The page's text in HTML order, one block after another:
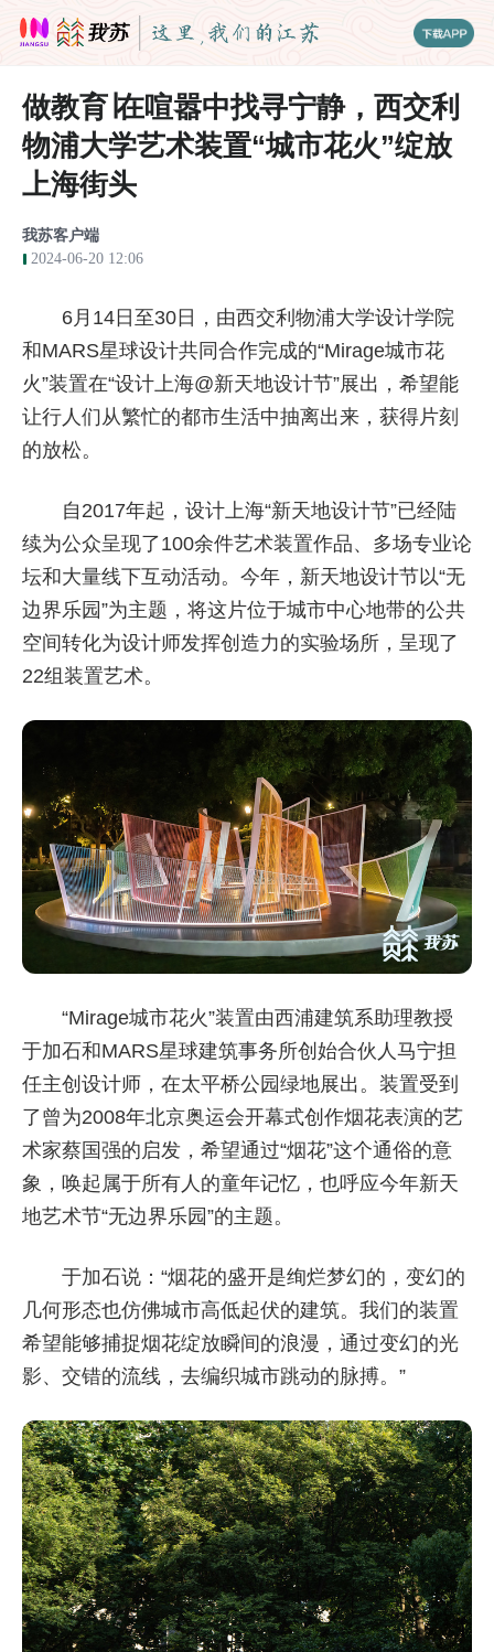
做教育∣在喧嚣中找寻宁静，西交利
物浦大学艺术装置“城市花火”绽放
上海街头
我苏客户端
2024-06-20 12:06
6月14日至30日，由西交利物浦大学设计学院
和MARS星球设计共同合作完成的“Mirage城市花
火”装置在“设计上海@新天地设计节”展出，希望能
让行人们从繁忙的都市生活中抽离出来，获得片刻
的放松。
自2017年起，设计上海“新天地设计节”已经陆
续为公众呈现了100余件艺术装置作品、多场专业论
坛和大量线下互动活动。今年，新天地设计节以“无
边界乐园”为主题，将这片位于城市中心地带的公共
空间转化为设计师发挥创造力的实验场所，呈现了
22组装置艺术。
“Mirage城市花火”装置由西浦建筑系助理教授
于加石和MARS星球建筑事务所创始合伙人马宁担
任主创设计师，在太平桥公园绿地展出。装置受到
了曾为2008年北京奥运会开幕式创作烟花表演的艺
术家蔡国强的启发，希望通过“烟花”这个通俗的意
象，唤起属于所有人的童年记忆，也呼应今年新天
地艺术节“无边界乐园”的主题。
于加石说：“烟花的盛开是绚烂梦幻的，变幻的
几何形态也仿佛城市高低起伏的建筑。我们的装置
希望能够捕捉烟花绽放瞬间的浪漫，通过变幻的光
影、交错的流线，去编织城市跳动的脉搏。”